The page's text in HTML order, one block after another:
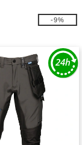
-9%